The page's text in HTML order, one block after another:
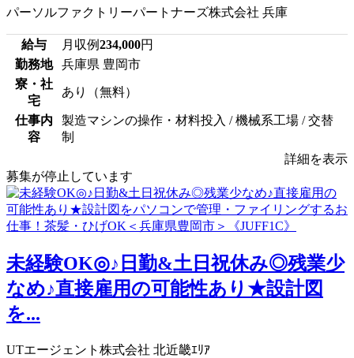
パーソルファクトリーパートナーズ株式会社 兵庫
給与 月収例234,000円
勤務地
兵庫県 豊岡市
寮・社
宅
あり（無料）
仕事内
容
製造マシンの操作・材料投入 / 機械系工場 / 交替
制
詳細を表示
募集が停止しています
未経験OK◎♪日勤&土日祝休み◎残業少
なめ♪直接雇用の可能性あり★設計図
を...
UTエージェント株式会社 北近畿ｴﾘｱ